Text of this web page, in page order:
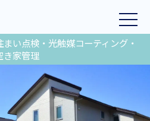
い点検・光触媒コーティング・
き家管理